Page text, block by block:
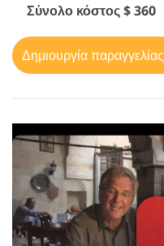
Σύνολο κόστος $ 360
Δημιουργία παραγγελίας